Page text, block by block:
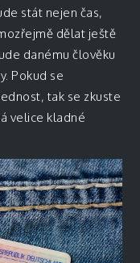
stát nejen čas,
dělat ještě
danému člověku
Pokud se
tak se zkuste
velice kladné